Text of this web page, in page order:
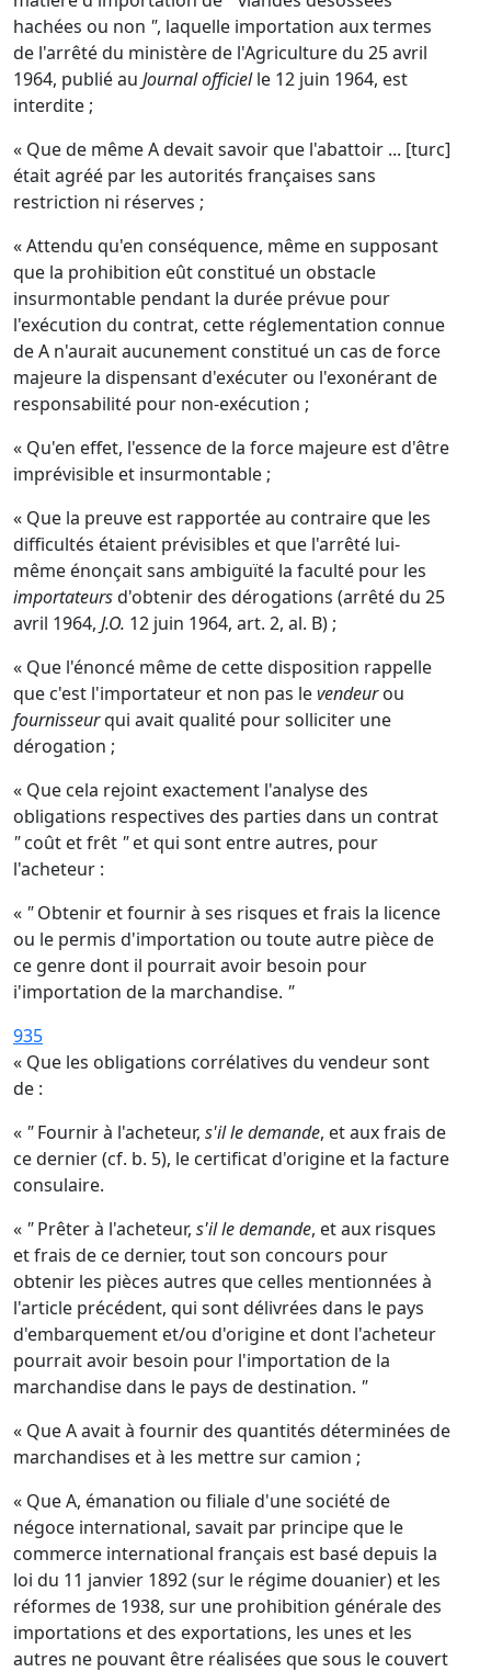
hachées ou non ", laquelle importation aux termes
de l'arrêté du ministère de l'Agriculture du 25 avril
1964, publié au Journal officielle 12 juin 1964, est
interdite ;
« Que de même A devait savoir que l'abattoir ... [turc]
était agréé par les autorités françaises sans
restriction ni réserves ;
« Attendu qu'en conséquence, même en supposant
que la prohibition eût constitué un obstacle
insurmontable pendant la durée prévue pour
l'exécution du contrat, cette réglementation connue
de A n'aurait aucunement constitué un cas de force
majeure la dispensant d'exécuter ou l'exonérant de
responsabilité pour non-exécution ;
« Qu'en effet, l'essence de la force majeure est d'être
imprévisible et insurmontable ;
« Que la preuve est rapportée au contraire que les
difficultés étaient prévisibles et que l'arrêté lui-
même énonçait sans ambiguïté la faculté pour les
importateursd'obtenir des dérogations (arrêté du 25
avril 1964, J.O. 12 juin 1964, art. 2, al. B) ;
« Que l'énoncé même de cette disposition rappelle
que c'est l'importateur et non pas levendeurou
fournisseurqui avait qualité pour solliciter une
dérogation ;
« Que cela rejoint exactement l'analyse des
obligations respectives des parties dans un contrat
"coût et frêt "et qui sont entre autres, pour
l'acheteur :
« "Obtenir et fournir à ses risques et frais la licence
ou le permis d'importation ou toute autre pièce de
ce genre dont il pourrait avoir besoin pour
i'importation de la marchandise. "
935
« Que les obligations corrélatives du vendeur sont
de :
« "Fournir à l'acheteur, s'il le demande, et aux frais de
ce dernier (cf. b. 5), le certificat d'origine et la facture
consulaire.
« "Prêter à l'acheteur, s'il le demande, et aux risques
et frais de ce dernier, tout son concours pour
obtenir les pièces autres que celles mentionnées à
l'article précédent, qui sont délivrées dans le pays
d'embarquement et/ou d'origine et dont l'acheteur
pourrait avoir besoin pour l'importation de la
marchandise dans le pays de destination. "
« Que A avait à fournir des quantités déterminées de
marchandises et à les mettre sur camion ;
« Que A, émanation ou filiale d'une société de
négoce international, savait par principe que le
commerce international français est basé depuis la
loi du 11 janvier 1892 (sur le régime douanier) et les
réformes de 1938, sur une prohibition générale des
importations et des exportations, les unes et les
autres ne pouvant être réalisées que sous le couvert